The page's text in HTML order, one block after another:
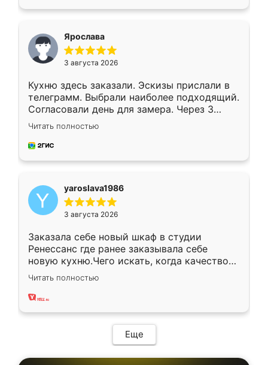
Ярослава
3 августа 2026
Кухню здесь заказали. Эскизы прислали в
телеграмм. Выбрали наиболее подходящий.
Согласовали день для замера. Через 3
недели кухня была уже готова. Остались
довольны работой. Спасибо Ренессанс
мебель за качественную работу!
Читать полностью
yaroslava1986
3 августа 2026
Заказала себе новый шкаф в студии
Ренессанс где ранее заказывала себе
новую кухню.Чего искать, когда качеством
вполне довольна. Служит кухня уже почти
два года, нареканий нет.
Читать полностью
Еще